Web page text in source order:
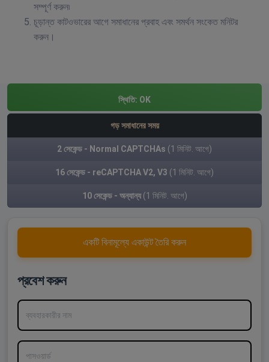
সম্পূর্ণ করুন৷
চূড়ান্ত কাটওভারের আগে সমাধানের প্রবাহ এবং সমর্থন সংকেত মনিটর
করুন।
স্থিতি: OK
গড় সমাধানের সময়
2 সেকেন্ড - Normal CAPTCHAs (1 মিনিট. আগে)
16 সেকেন্ড - reCAPTCHA V2, V3 (1 মিনিট. আগে)
10 সেকেন্ড - অন্যান্য(1 মিনিট. আগে)
একটি বিনামূল্যে একাউন্ট তৈরি করুন
প্রবেশ করুন
ব্যবহারকারীর নাম
পাসওয়ার্ড